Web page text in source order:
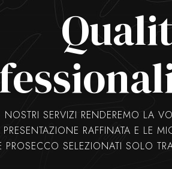
SERVIZI RENDEREMO LA
PRESENTAZIONE RAFFINATA E LE
PROSECCO SELEZIONATI SOLO